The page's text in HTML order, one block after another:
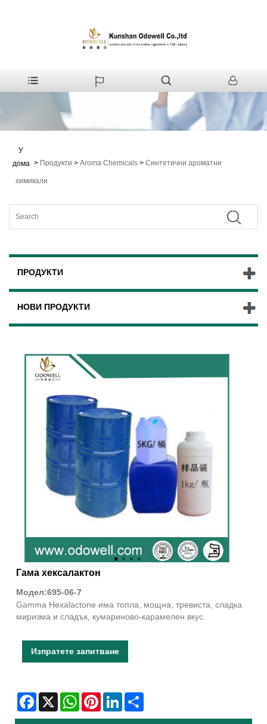
У
дома > Продукти > Aroma Chemicals > Синтетични ароматни
химикали
ПРОДУКТИ
НОВИ ПРОДУКТИ
Гама хексалактон
Модел:695-06-7
Gamma Hexalactone има топла, мощна, тревиста, сладка
миризма и сладък, кумариново-карамелен вкус.
Изпратете запитване
Facebook
X WhatsAppPinterestLinkedIn